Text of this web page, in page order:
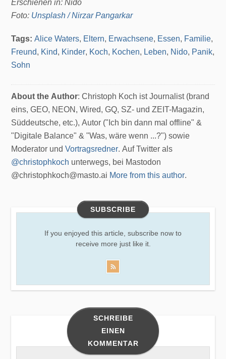
Erschienen in: Nido
Foto: Unsplash / Nirzar Pangarkar
Tags:Alice Waters, Eltern, Erwachsene, Essen, Familie,
Freund, Kind, Kinder, Koch, Kochen, Leben, Nido, Panik,
Sohn
About the Author: Christoph Koch ist Journalist (brand
eins, GEO, NEON, Wired, GQ, SZ- und ZEIT-Magazin,
Süddeutsche, etc.), Autor ("Ich bin dann mal offline" &
"Digitale Balance" & "Was, wäre wenn ...?") sowie
Moderator undVortragsredner. Auf Twitter als
@christophkoch unterwegs, bei Mastodon
@christophkoch@masto.ai More from this author.
SUBSCRIBE
If you enjoyed this article, subscribe now to
receive more just like it.
SCHREIBE
EINEN
KOMMENTAR